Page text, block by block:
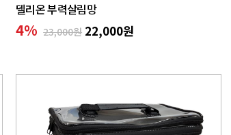
델리온 부력살림망
4% 23,000원 22,000원